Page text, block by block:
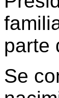
parte
Se